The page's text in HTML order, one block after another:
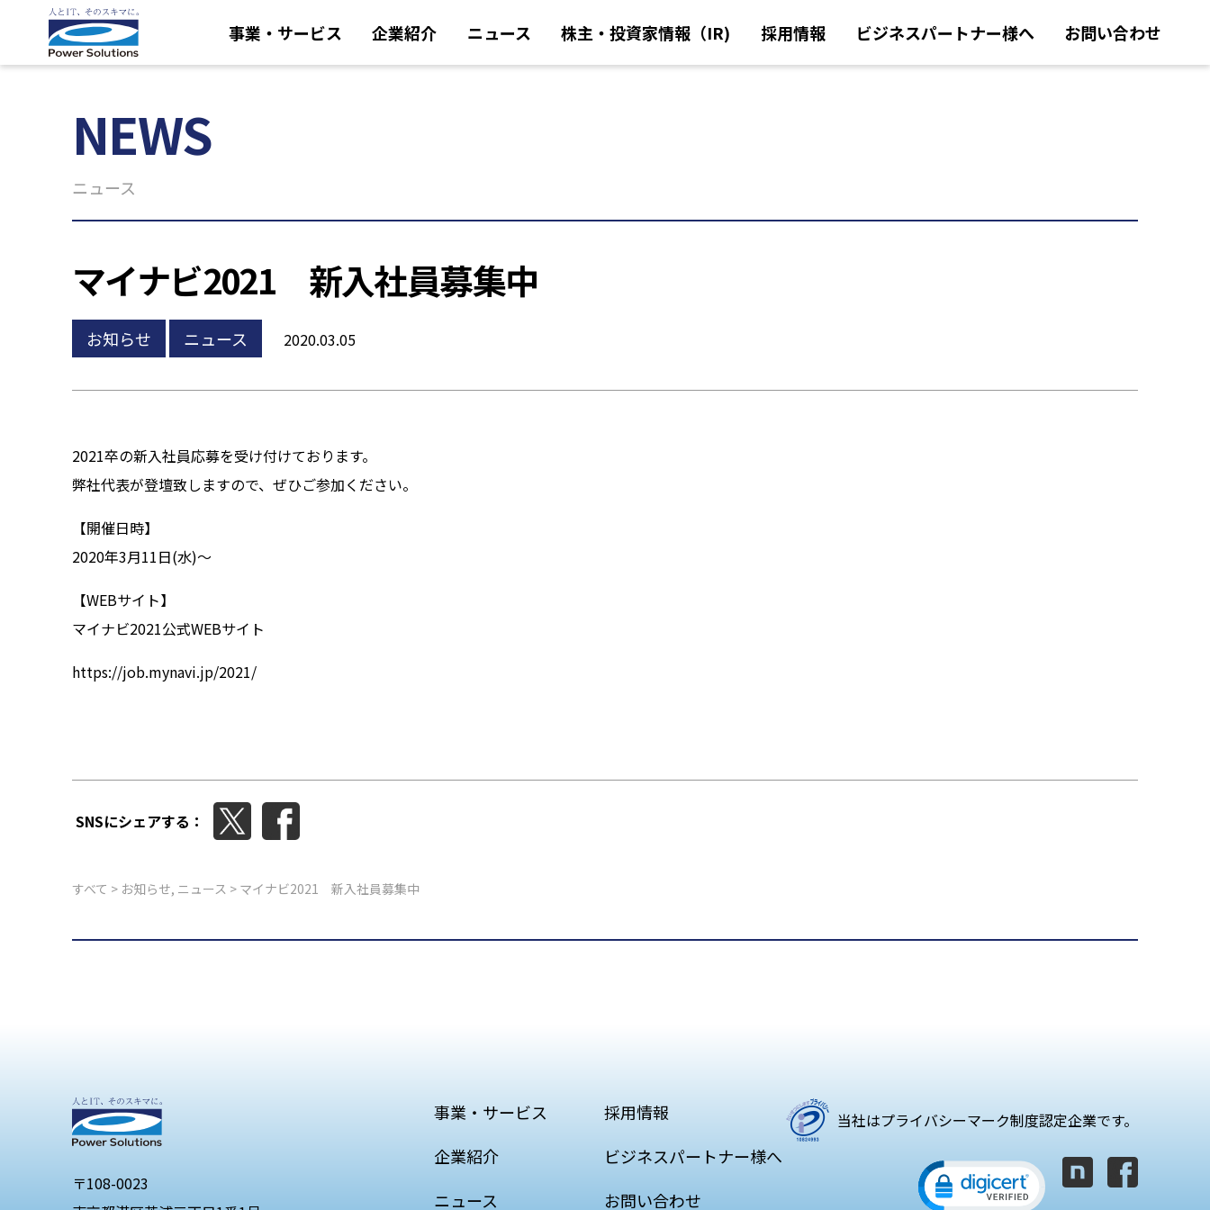
事業・サービス 企業紹介 ニュース 株主・投資家情報（IR) 採用情報 ビジネスパートナー様へ お問い合わせ
NEWS
ニュース
マイナビ2021 新入社員募集中
お知らせ ニュース 2020.03.05
2021卒の新入社員応募を受け付けております。
弊社代表が登壇致しますので、ぜひご参加ください。
【開催日時】
2020年3月11日(水)～
【WEBサイト】
マイナビ2021公式WEBサイト
https://job.mynavi.jp/2021/
SNSにシェアする：
すべて > お知らせ, ニュース > マイナビ2021 新入社員募集中
〒108-0023
事業・サービス
企業紹介
ニュース
採用情報
ビジネスパートナー様へ
お問い合わせ
当社はプライバシーマーク制度認定企業です。
Click to open certificate